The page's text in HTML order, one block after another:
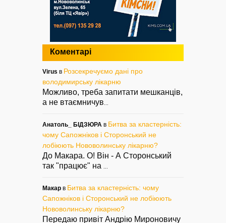
Коментарі
Virus в Розсекречуємо дані про
володимирську лікарню
Можливо, треба запитати мешканців,
а не втаємничув
Анатоль_ БІДЗЮРА в Битва за кластерність:
чому Сапожніков і Сторонський не
лобіюють Нововолинську лікарню?
До Макара. О! Він - А Сторонський
так "працює" на
Макар в Битва за кластерність: чому
Сапожніков і Сторонський не лобіюють
Нововолинську лікарню?
Передаю привіт Андрію Мироновичу